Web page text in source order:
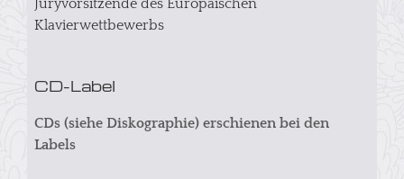
Klavierwettbewerbs
CD-Label
CDs (siehe Diskographie) erschienen bei den
Labels